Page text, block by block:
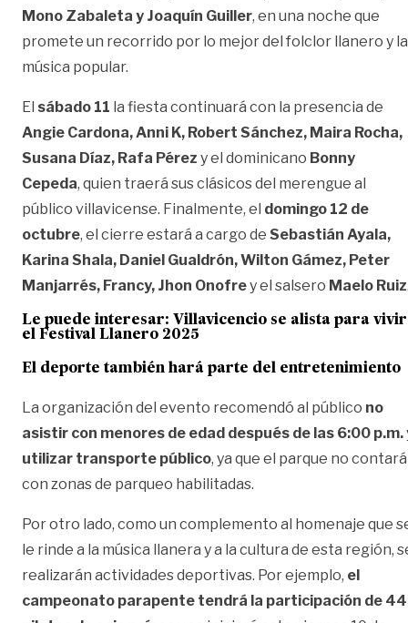
Mono Zabaleta y Joaquín Guiller, en una noche que
promete un recorrido por lo mejor del folclor llanero y la
música popular.
El sábado 11 la fiesta continuará con la presencia de
Angie Cardona, Anni K, Robert Sánchez, Maira Rocha,
Susana Díaz, Rafa Pérez y el dominicano Bonny
Cepeda, quien traerá sus clásicos del merengue al
público villavicense. Finalmente, el domingo 12 de
octubre, el cierre estará a cargo de Sebastián Ayala,
Karina Shala, Daniel Gualdrón, Wilton Gámez, Peter
Manjarrés, Francy, Jhon Onofrey el salsero Maelo Ruiz
Le puede interesar: Villavicencio se alista para vivir
el Festival Llanero 2025
El deporte también hará parte del entretenimiento
La organización del evento recomendó al público no
asistir con menores de edad después de las 6:00 p.m.
utilizar transporte público, ya que el parque no contará
con zonas de parqueo habilitadas.
Por otro lado, como un complemento al homenaje que
le rinde a la música llanera y a la cultura de esta región,
realizarán actividades deportivas. Por ejemplo, el
campeonato parapente tendrá la participación de 44